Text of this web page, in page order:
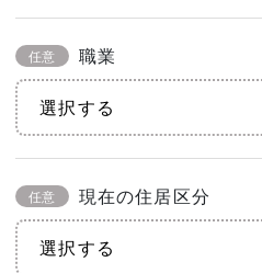
任意 職業
任意 現在の住居区分